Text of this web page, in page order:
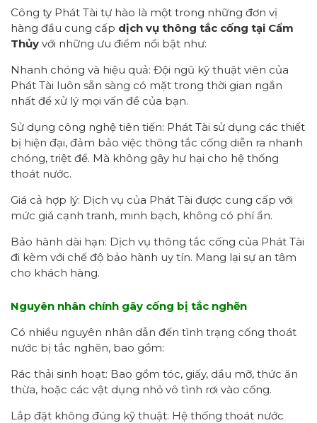
Công ty Phát Tài tự hào là một trong những đơn vị
hàng đầu cung cấp dịch vụ thông tắc cống tại Cẩm
Thủy với những ưu điểm nổi bật như:
Nhanh chóng và hiệu quả: Đội ngũ kỹ thuật viên của
Phát Tài luôn sẵn sàng có mặt trong thời gian ngắn
nhất để xử lý mọi vấn đề của bạn.
Sử dụng công nghệ tiên tiến: Phát Tài sử dụng các thiết
bị hiện đại, đảm bảo việc thông tắc cống diễn ra nhanh
chóng, triệt để. Mà không gây hư hại cho hệ thống
thoát nước.
Giá cả hợp lý: Dịch vụ của Phát Tài được cung cấp với
mức giá cạnh tranh, minh bạch, không có phí ẩn.
Bảo hành dài hạn: Dịch vụ thông tắc cống của Phát Tài
đi kèm với chế độ bảo hành uy tín. Mang lại sự an tâm
cho khách hàng.
Nguyên nhân chính gây cống bị tắc nghẽn
Có nhiều nguyên nhân dẫn đến tình trạng cống thoát
nước bị tắc nghẽn, bao gồm:
Rác thải sinh hoạt: Bao gồm tóc, giấy, dầu mỡ, thức ăn
thừa, hoặc các vật dụng nhỏ vô tình rơi vào cống.
Lắp đặt không đúng kỹ thuật: Hệ thống thoát nước